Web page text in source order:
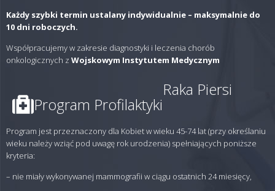
Każdy szybki termin ustalany indywidualnie – maksymalnie do
10 dni roboczych.
Współpracujemy w zakresie diagnostyki i leczenia chorób
onkologicznych z Wojskowym Instytutem Medycznym
Program Profilaktyki
Raka Piersi
Program jest przeznaczony dla Kobiet w wieku 45-74 lat (przy określaniu
wieku należy wziąć pod uwagę rok urodzenia) spełniających poniższe
kryteria:
– nie miały wykonywanej mammografii w ciągu ostatnich 24 miesięcy,